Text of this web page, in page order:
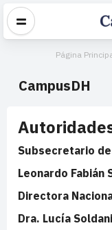
Página
CampusDH
Subsecretario
Leonardo Fabián
Directora
Dra. Lucía Soldani